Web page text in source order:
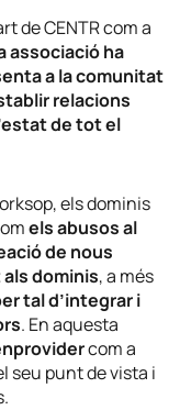
de CENTR com a
associació ha
a la comunitat
relacions
de tot el
els dominis
els abusos al
de nous
dominis, a més
tal d’integrar i
. En aquesta
com a
seu punt de vista i